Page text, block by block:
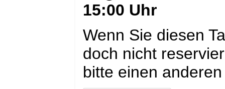
15:00 Uhr
Wenn Sie diesen
doch nicht
bitte einen